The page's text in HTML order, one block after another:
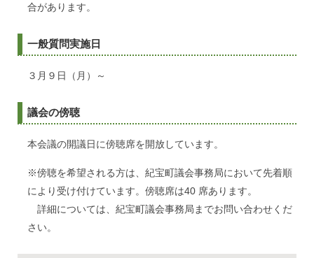
合があります。
一般質問実施日
３月９日（月）～
議会の傍聴
本会議の開議日に傍聴席を開放しています。
※傍聴を希望される方は、紀宝町議会事務局において先着順
により受け付けています。傍聴席は40 席あります。
詳細については、紀宝町議会事務局までお問い合わせくだ
さい。